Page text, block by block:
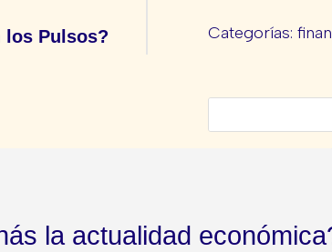
los Pulsos? Categorías:
la actualidad